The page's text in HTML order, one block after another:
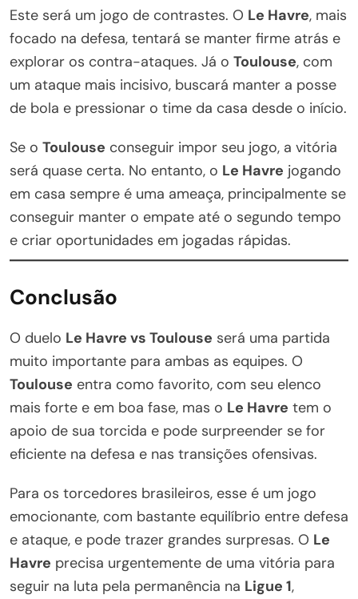
Este será um jogo de contrastes. O Le Havre, mais
focado na defesa, tentará se manter firme atrás e
explorar os contra-ataques. Já o Toulouse, com
um ataque mais incisivo, buscará manter a posse
de bola e pressionar o time da casa desde o início.
Se o Toulouse conseguir impor seu jogo, a vitória
será quase certa. No entanto, o Le Havre jogando
em casa sempre é uma ameaça, principalmente se
conseguir manter o empate até o segundo tempo
e criar oportunidades em jogadas rápidas.
Conclusão
O duelo Le Havre vs Toulouse será uma partida
muito importante para ambas as equipes. O
Toulouse entra como favorito, com seu elenco
mais forte e em boa fase, mas o Le Havre tem o
apoio de sua torcida e pode surpreender se for
eficiente na defesa e nas transições ofensivas.
Para os torcedores brasileiros, esse é um jogo
emocionante, com bastante equilíbrio entre defesa
e ataque, e pode trazer grandes surpresas. O Le
Havre precisa urgentemente de uma vitória para
seguir na luta pela permanência na Ligue 1,